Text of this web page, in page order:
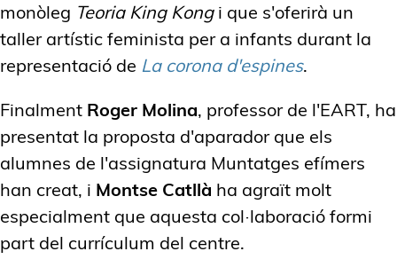
monòleg Teoria King Kongi que s'oferirà un
taller artístic feminista per a infants durant la
representació de La corona d'espines.
Finalment Roger Molina, professor de l'EART, ha
presentat la proposta d'aparador que els
alumnes de l'assignatura Muntatges efímers
han creat, i Montse Catllà ha agraït molt
especialment que aquesta col·laboració formi
part del currículum del centre.